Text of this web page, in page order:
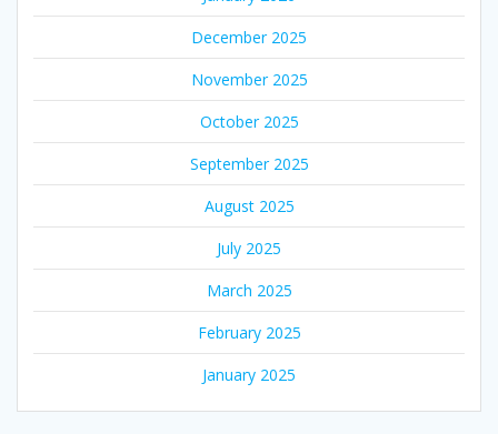
December 2025
November 2025
October 2025
September 2025
August 2025
July 2025
March 2025
February 2025
January 2025